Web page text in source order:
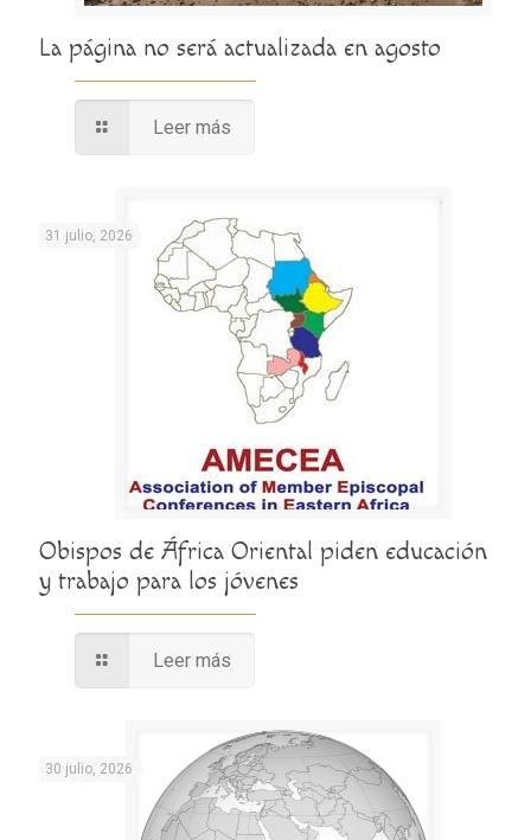
La página no será actualizada en agosto
Leer más
31 julio, 2026
Obispos de África Oriental piden educación
y trabajo para los jóvenes
Leer más
30 julio, 2026